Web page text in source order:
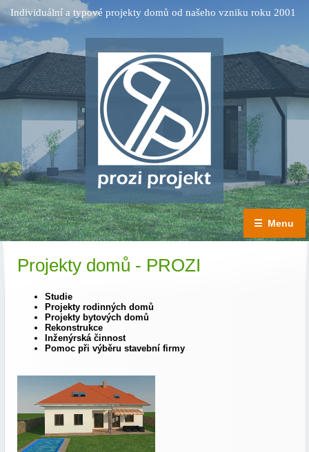
Individuální a typové projekty domů od našeho vzniku roku 2001
☰ Menu
Projekty domů - PROZI
Studie
Projekty rodinných domů
Projekty bytových domů
Rekonstrukce
Inženýrská činnost
Pomoc při výběru stavební firmy